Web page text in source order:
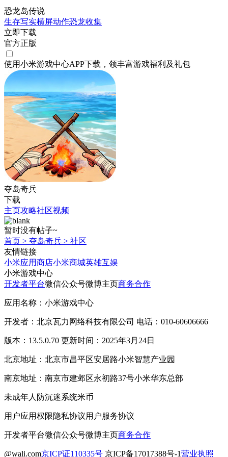
恐龙岛传说
生存写实横屏动作恐龙收集
立即下载
官方正版
使用小米游戏中心APP下载 ，领丰富游戏福利 及礼包
夺岛奇兵
下载
主页攻略社区视频
暂时没有帖子~
首页 > 夺岛奇兵 > 社区
友情链接
小米应用商店小米商城英雄互娱
小米游戏中心
开发者平台微信公众号微博主页商务合作
应用名称：小米游戏中心
开发者：北京瓦力网络科技有限公司 电话：010-60606666
版本：13.5.0.70 更新时间：2025年3月24日
北京地址：北京市昌平区安居路小米智慧产业园
南京地址：南京市建邺区永初路37号小米华东总部
未成年人防沉迷系统米币
用户应用权限隐私协议用户服务协议
开发者平台微信公众号微博主页商务合作
@wali.com京ICP证110335号 京ICP备17017388号-1营业执照